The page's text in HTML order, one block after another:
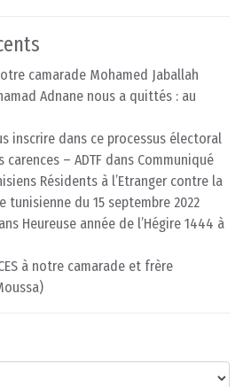
camarade Mohamed Jaballah
Adnane nous a quittés : au
inscrire dans ce processus électoral
– ADTF dans Communiqué
Résidents à l’Etranger contre la
du 15 septembre 2022
Heureuse année de l’Hégire 1444 à
à notre camarade et frère